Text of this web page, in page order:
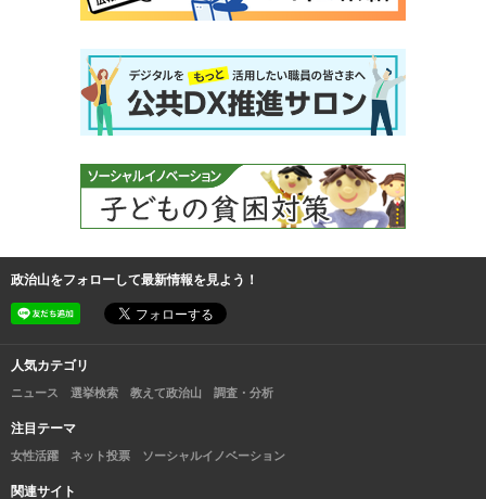
政治山をフォローして最新情報を見よう！
人気カテゴリ
ニュース 選挙検索 教えて政治山 調査・分析
注目テーマ
女性活躍 ネット投票 ソーシャルイノベーション
関連サイト